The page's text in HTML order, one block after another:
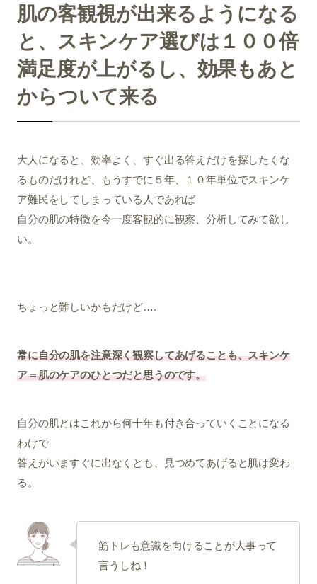
肌の客観視が出来るようになる
と、スキンケア選びは１００倍
満足度が上がるし、効果もあと
からついて来る
大人になると、効率よく、すぐ出る答えだけを探したくな
るものだけれど、もうすでに５年、１０年単位でスキンケ
ア難民をしてしまっている人であれば
自分の肌の特徴を今一度客観的に観察、分析してみて欲し
い。
ちょっと難しいかもだけど….
常に自分の肌を注意深く観察してあげることも、スキンケ
ア＝肌のケアのひとつだと思うのです。
自分の肌とはこれから何十年も付き合っていくことになる
わけで
答えがいますぐに出なくとも、見つめてあげると肌は変わ
る。
筋トレも意識を向けることが大事って
言うしね！